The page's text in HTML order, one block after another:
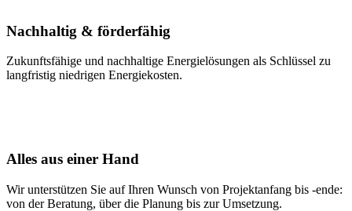
Nachhaltig & förderfähig
Zukunfts­fähige und nach­haltige Energie­lösungen als Schlüssel zu
lang­fristig niedrigen Energie­kosten.
Alles aus einer Hand
Wir unterstützen Sie auf Ihren Wunsch von Projektanfang bis -ende:
von der Beratung, über die Planung bis zur Umsetzung.